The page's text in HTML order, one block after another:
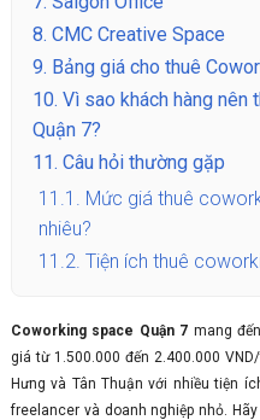
8. CMC Creative Space
9. Bảng giá cho thuê
10. Vì sao khách hàng
Quận 7?
11. Câu hỏi thường gặp
11.1. Mức giá thuê
nhiêu?
11.2. Tiện ích thuê
Coworking space Quận 7 mang
giá từ 1.500.000 đến 2.400.000
Hưng và Tân Thuận với nhiều tiện
freelancer và doanh nghiệp nhỏ.